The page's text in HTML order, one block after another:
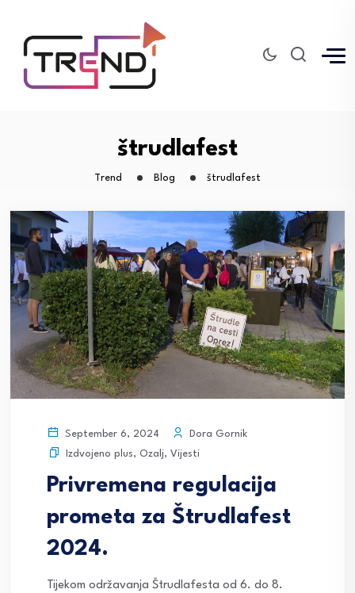
štrudlafest
Trend Blog štrudlafest
September 6, 2024
Dora Gornik
Izdvojeno plus, Ozalj, Vijesti
Privremena regulacija
prometa za Štrudlafest
2024.
Tijekom održavanja Štrudlafesta od 6. do 8.